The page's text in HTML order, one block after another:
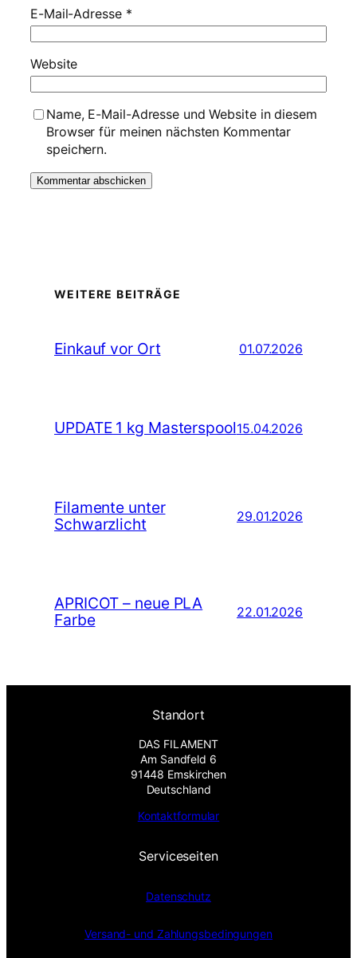
E-Mail-Adresse *
Website
Name, E-Mail-Adresse und Website in diesem
Browser für meinen nächsten Kommentar
speichern.
WEITERE BEITRÄGE
Einkauf vor Ort 01.07.2026
UPDATE 1 kg Masterspool15.04.2026
Filamente unter
Schwarzlicht
29.01.2026
APRICOT – neue PLA
Farbe
22.01.2026
Standort
DAS FILAMENT
Am Sandfeld 6
91448 Emskirchen
Deutschland
Kontaktformular
Serviceseiten
Datenschutz
Versand- und Zahlungsbedingungen